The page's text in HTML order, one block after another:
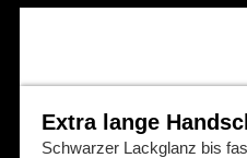
Extra lange
Schwarzer Lackglanz bis